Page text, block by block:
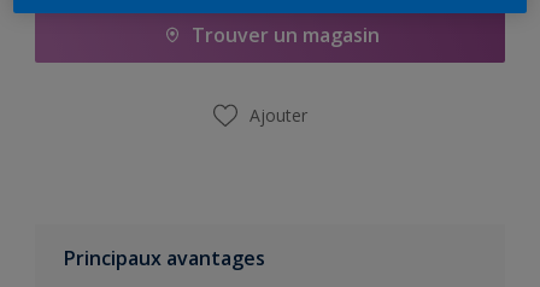
Trouver un magasin
Ajouter
Principaux avantages